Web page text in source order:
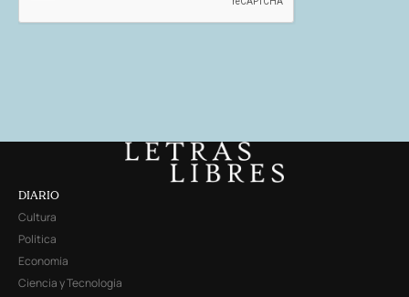
DIARIO
Cultura
Política
Economía
Ciencia y Tecnología